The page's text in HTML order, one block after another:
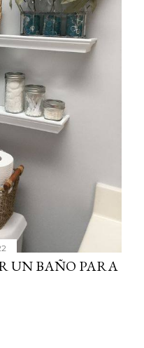
UN BAÑO PARA